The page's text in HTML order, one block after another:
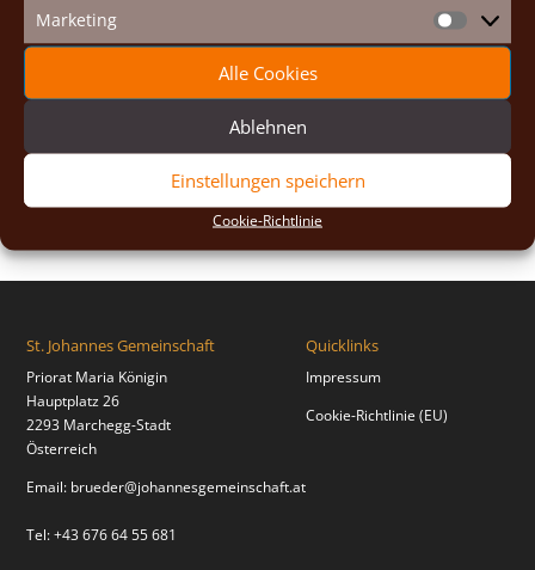
Marketing Marketing
Alle Cookies
Ablehnen
Einstellungen speichern
Cookie-Richtlinie
2023(13)
2022(9)
2020(2)
St. Johannes Gemeinschaft
Priorat Maria Königin
Hauptplatz 26
2293 Marchegg-Stadt
Österreich
Email: brueder@johannesgemeinschaft.at
Tel: +43 676 64 55 681
Quicklinks
Impressum
Cookie-Richtlinie (EU)